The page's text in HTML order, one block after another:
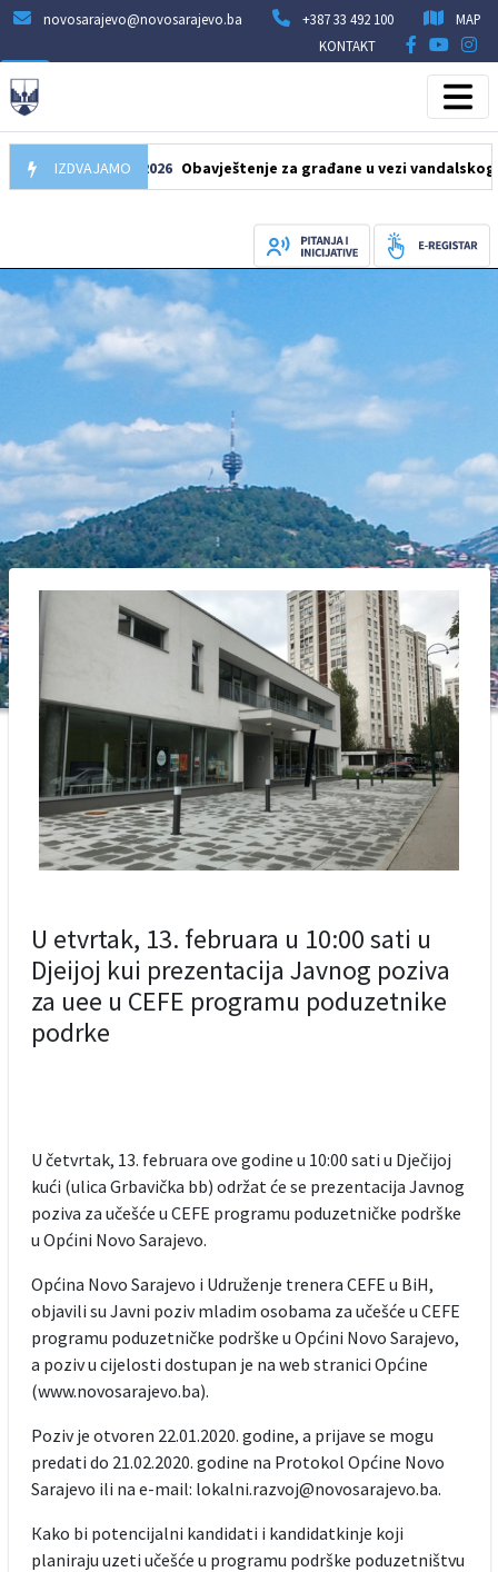
novosarajevo@novosarajevo.ba +387 33 492 100
MAP
KONTAKT
IZDVAJAMO
10.08.2026 Obavještenje za građane u vezi vandalskog
U etvrtak, 13. februara u 10:00 sati u
Djeijoj kui prezentacija Javnog poziva
za uee u CEFE programu poduzetnike
podrke
U četvrtak, 13. februara ove godine u 10:00 sati u Dječijoj
kući (ulica Grbavička bb) održat će se prezentacija Javnog
poziva za učešće u CEFE programu poduzetničke podrške
u Općini Novo Sarajevo.
Općina Novo Sarajevo i Udruženje trenera CEFE u BiH,
objavili su Javni poziv mladim osobama za učešće u CEFE
programu poduzetničke podrške u Općini Novo Sarajevo,
a poziv u cijelosti dostupan je na web stranici Općine
(www.novosarajevo.ba).
Poziv je otvoren 22.01.2020. godine, a prijave se mogu
predati do 21.02.2020. godine na Protokol Općine Novo
Sarajevo ili na e-mail: lokalni.razvoj@novosarajevo.ba.
Кako bi potencijalni kandidati i kandidatkinje koji
planiraju uzeti učešće u programu podrške poduzetništvu